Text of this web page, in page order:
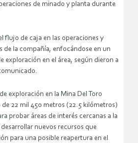
de minado y planta durante
flujo de caja en las operaciones y
de la compañía, enfocándose en un
exploración en el área, según dieron a
exploración en la Mina Del Toro
22 mil 450 metros (22.5 kilómetros)
probar áreas de interés cercanas a la
nuevos recursos que
para una posible reapertura en el